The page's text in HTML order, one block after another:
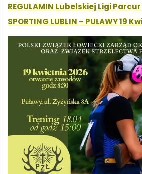
REGULAMIN Lubelskiej Ligi Parcur
SPORTING LUBLIN – PUŁAWY 19